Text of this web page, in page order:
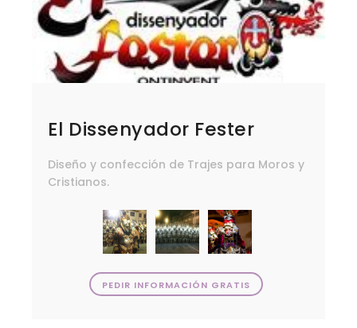
El Dissenyador Fester
Diseño y confección de Trajes para Moros y
Cristianos.
PEDIR INFORMACIÓN GRATIS